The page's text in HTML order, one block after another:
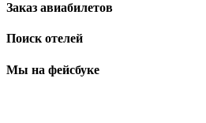
Заказ авиабилетов
Поиск отелей
Мы на фейсбуке